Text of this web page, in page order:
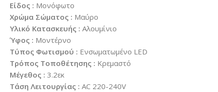
Είδος : Μονόφωτο
Χρώμα Σώματος : Μαύρο
Υλικό Κατασκευής : Αλουμίνιο
Ύφος : Μοντέρνο
Τύπος Φωτισμού : Ενσωματωμένο LED
Τρόπος Τοποθέτησης : Κρεμαστό
Μέγεθος : 3.2εκ
Τάση Λειτουργίας : AC 220-240V